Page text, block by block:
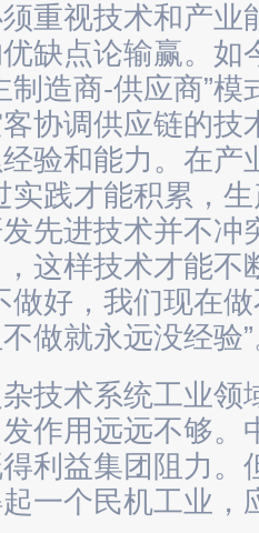
重视技术和产业
缺点论输赢。如
制造商-供应商”模
协调供应链的技
验和能力。在产
实践才能积累，
先进技术并不冲
这样技术才能不
做好，我们现在
做就永远没经验
技术系统工业领
作用远远不够。
利益集团阻力。
一个民机工业，